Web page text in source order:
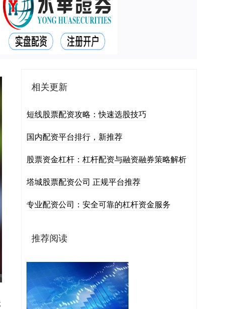
相关更新
短线股票配资攻略：快速选股技巧
国内配资平台排行，新推荐
股票资金杠杆：杠杆配资与融资融券策略解析
塔城股票配资公司 正规平台推荐
专业配资公司：安全可靠的杠杆资金服务
推荐阅读